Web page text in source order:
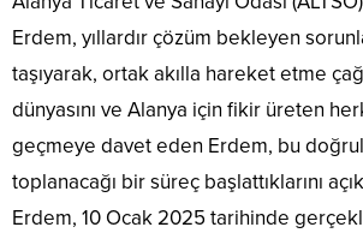
Erdem, yıllardır çözüm bekleyen
taşıyarak, ortak akılla hareket etme
dünyasını ve Alanya için fikir üreten
geçmeye davet eden Erdem, bu
toplanacağı bir süreç başlattıklarını
Erdem, 10 Ocak 2025 tarihinde